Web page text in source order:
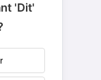
'Dit'